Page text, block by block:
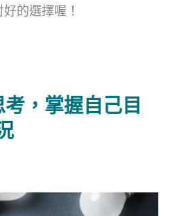
的選擇喔！
，掌握自己目